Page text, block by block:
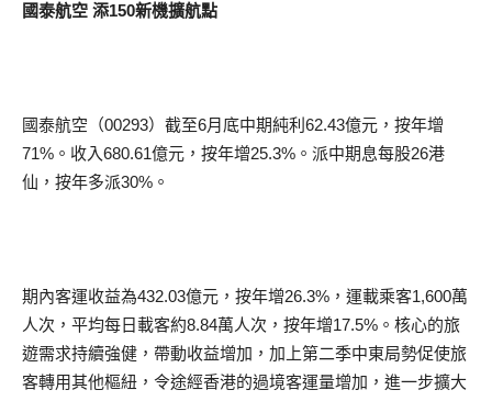
國泰航空 添150新機擴航點
國泰航空（00293）截至6月底中期純利62.43億元，按年增
71%。收入680.61億元，按年增25.3%。派中期息每股26港
仙，按年多派30%。
期內客運收益為432.03億元，按年增26.3%，運載乘客1,600萬
人次，平均每日載客約8.84萬人次，按年增17.5%。核心的旅
遊需求持續強健，帶動收益增加，加上第二季中東局勢促使旅
客轉用其他樞紐，令途經香港的過境客運量增加，進一步擴大